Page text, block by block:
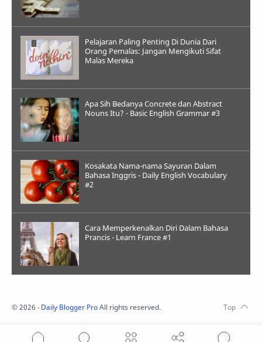
Pelajaran Paling Penting Di Dunia Dari
Orang Pemalas: Jangan Mengikuti Sifat
Malas Mereka
Apa Sih Bedanya Concrete dan Abstract
Nouns Itu? - Basic English Grammar #3
Kosakata Nama-nama Sayuran Dalam
Bahasa Inggris - Daily English Vocabulary
#2
Cara Memperkenalkan Diri Dalam Bahasa
Prancis - Learn France #1
©2026 ‧ Daily Blogger ProAll rights reserved.